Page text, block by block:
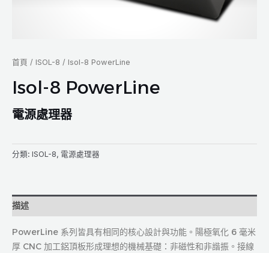
首頁 / ISOL-8 / Isol-8 PowerLine
Isol-8 PowerLine
電源處理器
分類: ISOL-8, 電源處理器
描述
PowerLine 系列皆具有相同的核心設計與功能。陽極氧化 6 毫米
厚 CNC 加工鋁頂板形成理想的機械基礎：非磁性和非諧振。接線